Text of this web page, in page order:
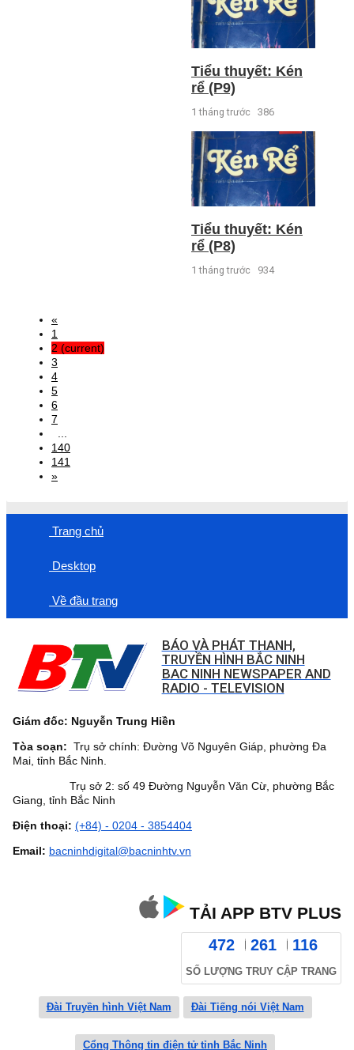
Tiểu thuyết: Kén
rể (P9)
1 tháng trước 386
Tiểu thuyết: Kén
rể (P8)
1 tháng trước 934
«
1
2 (current)
3
4
5
6
7
140
141
»
Trang chủ
Desktop
Về đầu trang
BÁO VÀ PHÁT THANH,
TRUYỀN HÌNH BẮC NINH
BAC NINH NEWSPAPER AND
RADIO - TELEVISION
Giám đốc: Nguyễn Trung Hiền
Tòa soạn: Trụ sở chính: Đường Võ Nguyên Giáp, phường Đa
Mai, tỉnh Bắc Ninh.
Trụ sở 2: số 49 Đường Nguyễn Văn Cừ, phường Bắc
Giang, tỉnh Bắc Ninh
Điện thoại: (+84) - 0204 - 3854404
Email: bacninhdigital@bacninhtv.vn
TẢI APP BTV PLUS
472 261 116
SỐ LƯỢNG TRUY CẬP TRANG
Đài Truyền hình Việt Nam Đài Tiếng nói Việt Nam
Cổng Thông tin điện tử tỉnh Bắc Ninh